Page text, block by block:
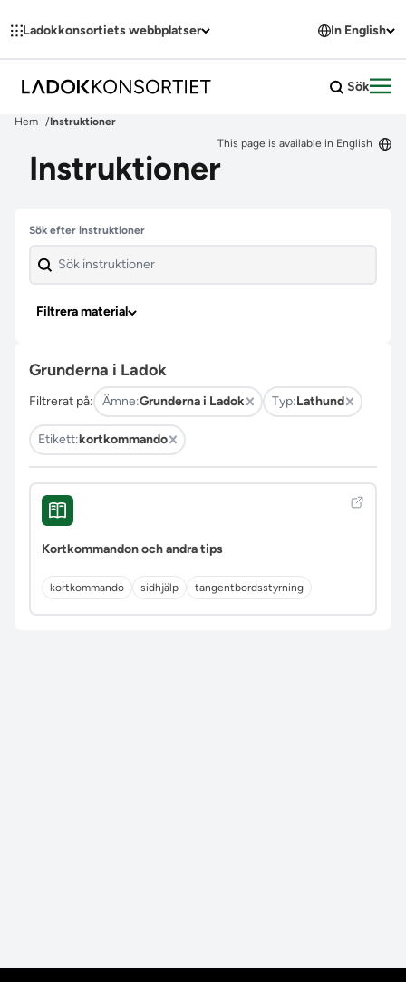
Ladokkonsortiets webbplatser In English
Sök
Hem
Instruktioner
This page is available in English
Instruktioner
Hoppa över filter
Sök efter instruktioner
Filtrera material
Grunderna i Ladok
Filtrerat på: Ämne:Grunderna i Ladok Typ:Lathund
Etikett:kortkommando
Kortkommandon och andra tips
kortkommando sidhjälp tangentbordsstyrning